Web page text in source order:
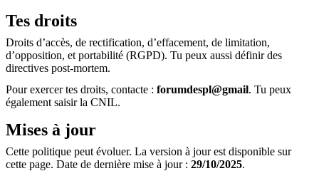
Tes droits
Droits d’accès, de rectification, d’effacement, de limitation,
d’opposition, et portabilité (RGPD). Tu peux aussi définir des
directives post-mortem.
Pour exercer tes droits, contacte : forumdespl@gmail. Tu peux
également saisir la CNIL.
Mises à jour
Cette politique peut évoluer. La version à jour est disponible sur
cette page. Date de dernière mise à jour : 29/10/2025.